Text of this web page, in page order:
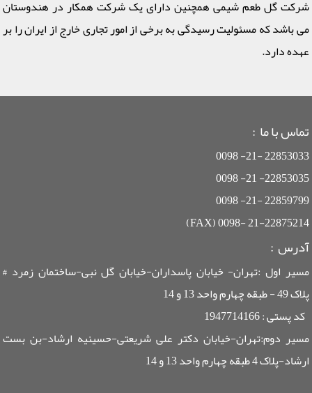
شرکت گل طعم شیمی همچنین دارای یک شرکت همکار در هندوستان
می باشد که مسئولیت رسیدگی به برخی از امور تجاری خارج از ایران را بر
عهده دارد.
تماس با ما :
22853033 -21- 0098
22853035- 21- 0098
22859799 -21- 0098
21-22875214 -0098 (FAX)
آدرس :
مسیر اول :تهران- خیابان پاسداران-خیابان گل نبی-ساختمان زمرد #
پلاک 49 - طبقه چهارم واحد 13 و 14
کد پستی : 1947714166
مسیر دوم:تهران-خیابان دکتر علی شریعتی-حسینیه ارشاد-بن بست
ارشاد-پلاک 4 طبقه چهارم واحد 13 و 14